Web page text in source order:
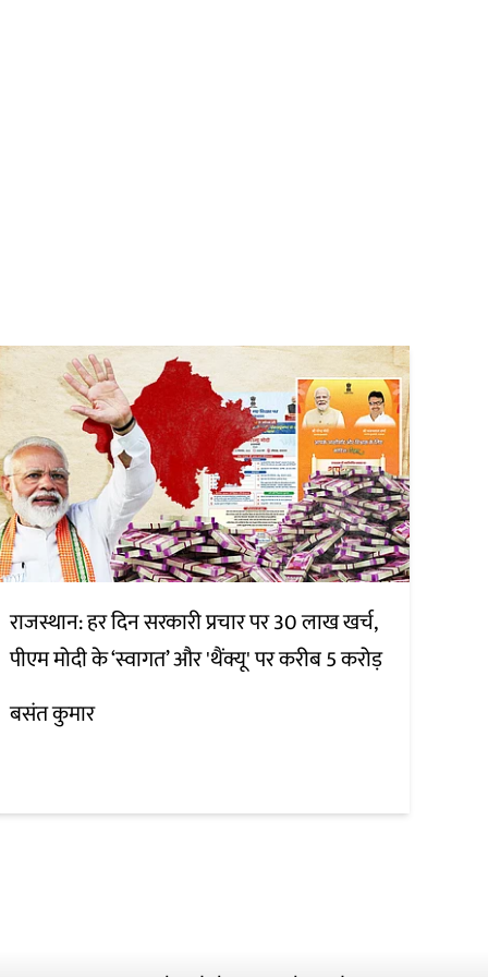
राजस्थान: हर दिन सरकारी प्रचार पर 30 लाख खर्च,
पीएम मोदी के ‘स्वागत’ और 'थैंक्यू' पर करीब 5 करोड़
बसंत कुमार